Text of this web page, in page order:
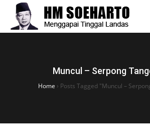
Muncul – Serpong
Home › Posts Tagged "Muncul –